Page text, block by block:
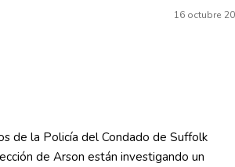
16 octubre
de la Policía del Condado de Suffolk
de Arson están investigando un